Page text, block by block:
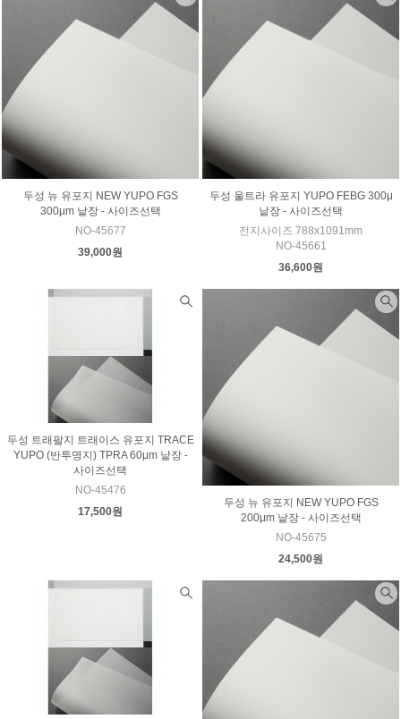
두성 뉴 유포지 NEW YUPO FGS
300μm 낱장 - 사이즈선택
NO-45677
39,000원
두성 울트라 유포지 YUPO FEBG 300μ
낱장 - 사이즈선택
전지사이즈 788x1091mm
NO-45661
36,600원
두성 트래팔지 트래이스 유포지 TRACE
YUPO (반투명지) TPRA 60μm 낱장 -
사이즈선택
NO-45476
17,500원
두성 뉴 유포지 NEW YUPO FGS
200μm 낱장 - 사이즈선택
NO-45675
24,500원